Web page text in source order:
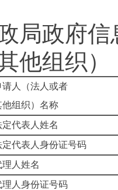
局政府
他组织）
请人（法人或者
他组织）名称
定代表人姓名
定代表人身份证号码
理人姓名
理人身份证号码